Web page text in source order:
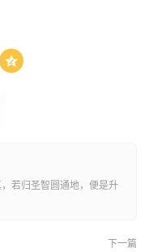
。张奎忙急上城，设
牙知张奎善於守城，
，好去攻取。”武王乃
须用轰天大炮，方能
指画攻城，只见渑池
！姜子牙同一穿红袍
自思曰：“姜尚欺吾太

若归圣智圆通地，便是升
下一篇